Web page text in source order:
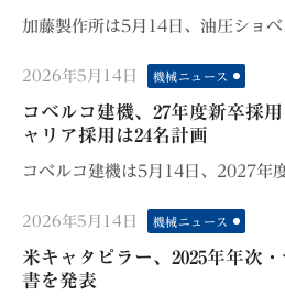
加藤製作所は5月14日、油圧ショ
Posted
2026年5月14日 機械ニュース
コベルコ建機、27年度新卒採
ャリア採用は24名計画
コベルコ建機は5月14日、2027年
Posted
on
2026年5月14日 機械ニュース
米キャタピラー、2025年年次
書を発表